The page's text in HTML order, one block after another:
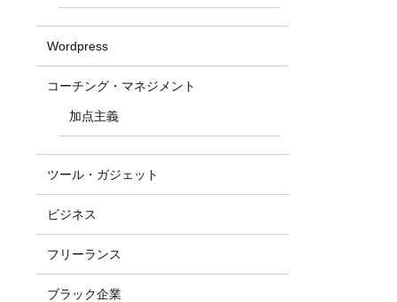
Wordpress
コーチング・マネジメント
加点主義
ツール・ガジェット
ビジネス
フリーランス
ブラック企業